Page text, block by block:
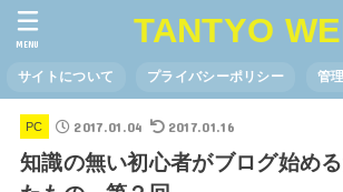
TANTYO
サイトについて プライバシーポリシー 管
MENU
PC 2017.01.04 2017.01.16
知識の無い初心者がブログ始め